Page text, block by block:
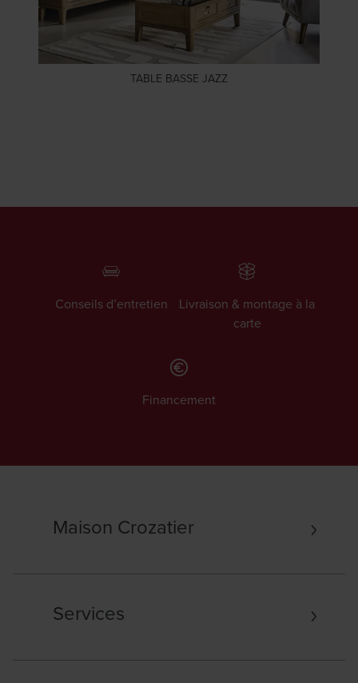
TABLE BASSE JAZZ
Conseils d’entretien
Livraison & montage à la
carte
Financement
Maison Crozatier
Services